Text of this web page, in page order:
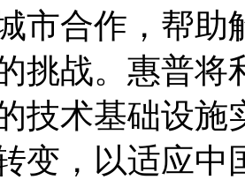
市合作，帮
挑战。惠普将
技术基础设施
变，以适应中